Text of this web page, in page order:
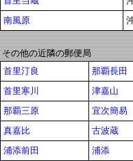
南風原
その他の近隣の郵便局
首里汀良
那覇長田
首里寒川
津嘉山
那覇三原
宜次簡易
真嘉比
古波蔵
浦添前田
浦添